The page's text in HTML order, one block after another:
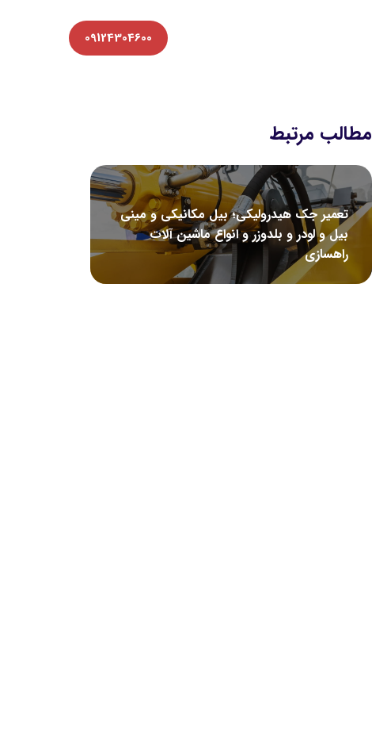
09124304600
مطالب مرتبط
تعمیر جک هیدرولیکی؛ بیل مکانیکی و مینی
بیل و لودر و بلدوزر و انواع ماشین آلات
راهسازی